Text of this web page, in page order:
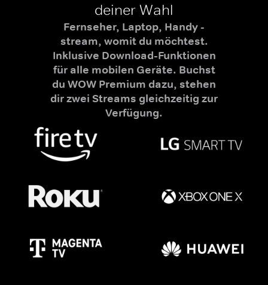
deiner Wahl
Fernseher, Laptop, Handy -
stream, womit du möchtest.
Inklusive Download-Funktionen
für alle mobilen Geräte. Buchst
du WOW Premium dazu, stehen
dir zwei Streams gleichzeitig zur
Verfügung.